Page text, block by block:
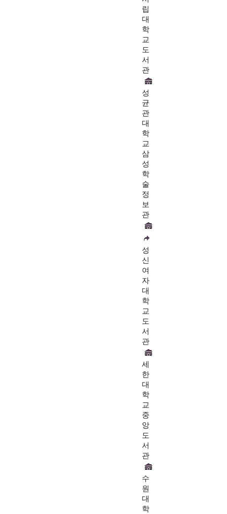
립
대
학
교
도
서
관
성
균
관
대
학
교
삼
성
학
술
정
보
관
성
신
여
자
대
학
교
도
서
관
세
한
대
학
교
중
앙
도
서
관
수
원
대
학